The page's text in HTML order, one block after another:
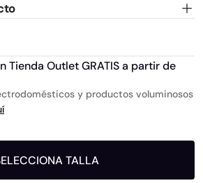
Tienda Outlet GRATIS a partir de
y productos voluminosos
TALLA